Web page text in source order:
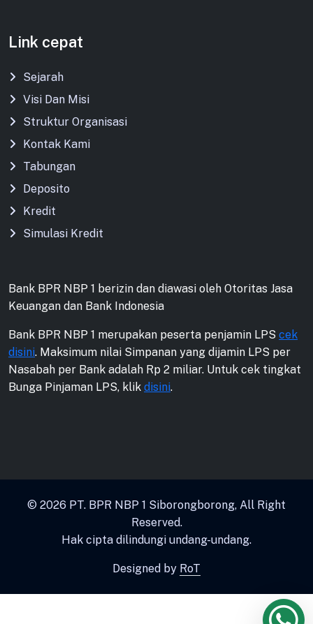
Link cepat
Sejarah
Visi Dan Misi
Struktur Organisasi
Kontak Kami
Tabungan
Deposito
Kredit
Simulasi Kredit
Bank BPR NBP 1 berizin dan diawasi oleh Otoritas Jasa
Keuangan dan Bank Indonesia
Bank BPR NBP 1 merupakan peserta penjamin LPS cek
disini. Maksimum nilai Simpanan yang dijamin LPS per
Nasabah per Bank adalah Rp 2 miliar. Untuk cek tingkat
Bunga Pinjaman LPS, klik disini.
© 2026 PT. BPR NBP 1 Siborongborong, All Right
Reserved.
Hak cipta dilindungi undang-undang.
Designed by RoT